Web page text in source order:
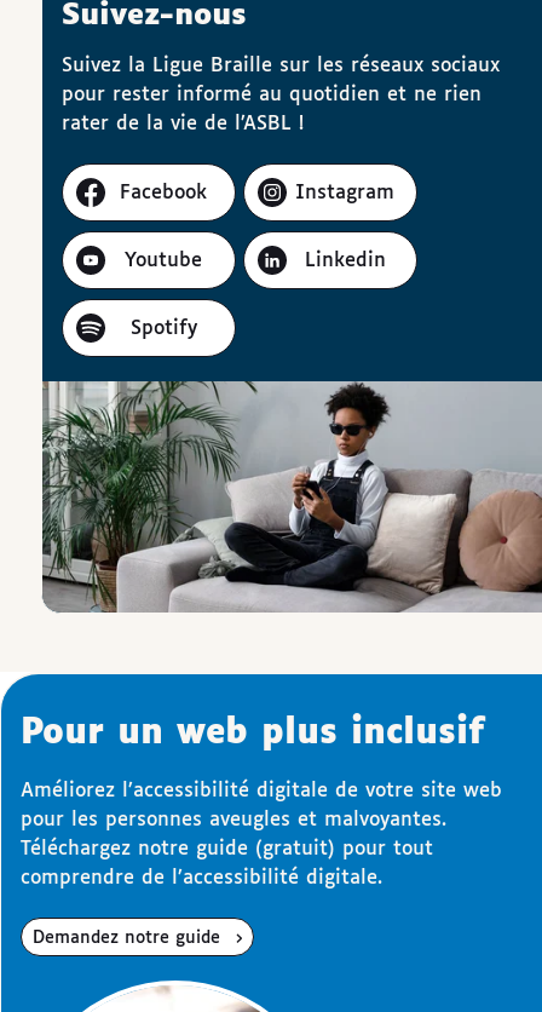
Suivez-nous
Suivez la Ligue Braille sur les réseaux sociaux
pour rester informé au quotidien et ne rien
rater de la vie de l’ASBL !
Facebook Instagram
Youtube Linkedin
Spotify
Pour un web plus inclusif
Améliorez l’accessibilité digitale de votre site web
pour les personnes aveugles et malvoyantes.
Téléchargez notre guide (gratuit) pour tout
comprendre de l’accessibilité digitale.
Demandez notre guide